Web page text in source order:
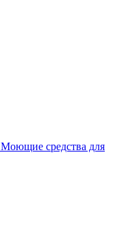
Моющие средства для